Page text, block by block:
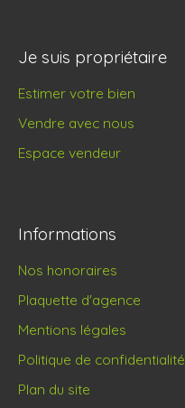
Je suis propriétaire
Estimer votre bien
Vendre avec nous
Espace vendeur
Informations
Nos honoraires
Plaquette d'agence
Mentions légales
Politique de confidentialité
Plan du site